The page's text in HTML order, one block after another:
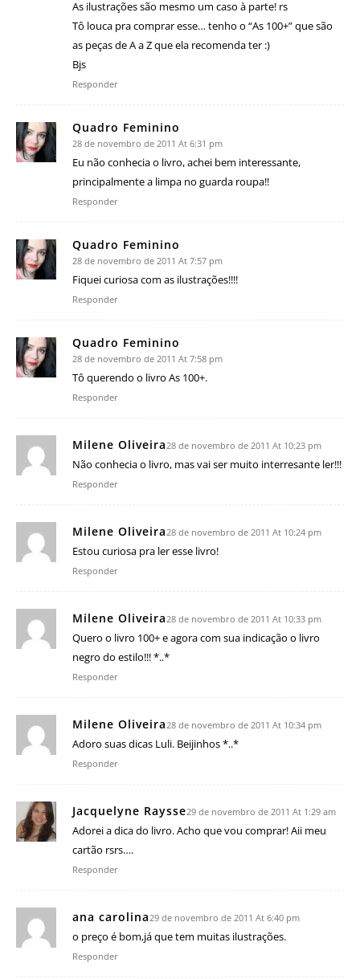
As ilustrações são mesmo um caso à parte! rs
Tô louca pra comprar esse… tenho o “As 100+” que são
as peças de A a Z que ela recomenda ter :)
Bjs
Responder
Quadro Feminino
28 de novembro de 2011 At 6:31 pm
Eu não conhecia o livro, achei bem interessante,
principalmente a limpa no guarda roupa!!
Responder
Quadro Feminino
28 de novembro de 2011 At 7:57 pm
Fiquei curiosa com as ilustrações!!!!
Responder
Quadro Feminino
28 de novembro de 2011 At 7:58 pm
Tô querendo o livro As 100+.
Responder
Milene Oliveira 28 de novembro de 2011 At 10:23 pm
Não conhecia o livro, mas vai ser muito interresante ler!!!
Responder
Milene Oliveira 28 de novembro de 2011 At 10:24 pm
Estou curiosa pra ler esse livro!
Responder
Milene Oliveira 28 de novembro de 2011 At 10:33 pm
Quero o livro 100+ e agora com sua indicação o livro
negro do estilo!!! *..*
Responder
Milene Oliveira 28 de novembro de 2011 At 10:34 pm
Adoro suas dicas Luli. Beijinhos *..*
Responder
Jacquelyne Raysse29 de novembro de 2011 At 1:29 am
Adorei a dica do livro. Acho que vou comprar! Aii meu
cartão rsrs….
Responder
ana carolina 29 de novembro de 2011 At 6:40 pm
o preço é bom,já que tem muitas ilustrações.
Responder